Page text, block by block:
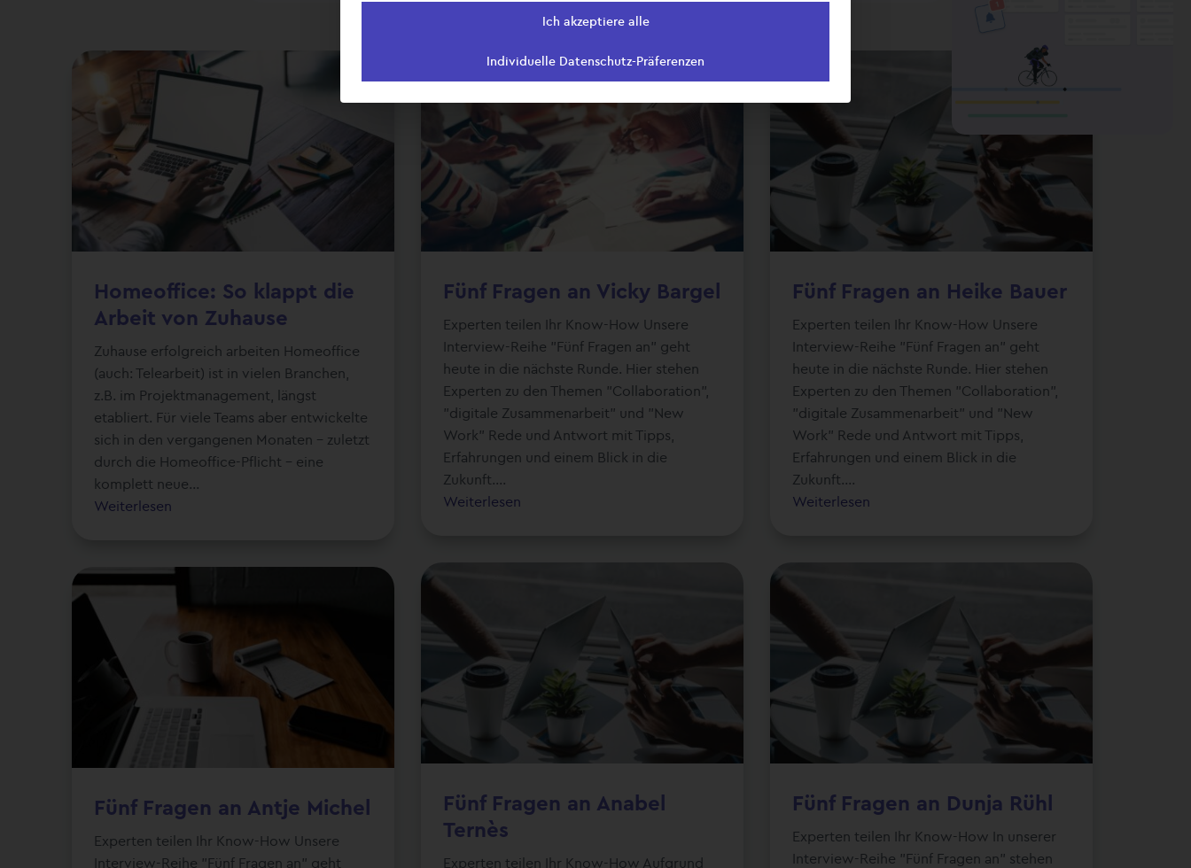
Homeoffice: So klappt die
Arbeit von Zuhause
Zuhause erfolgreich arbeiten Homeoffice
(auch: Telearbeit) ist in vielen Branchen,
z.B. im Projektmanagement, längst
etabliert. Für viele Teams aber entwickelte
sich in den vergangenen Monaten – zuletzt
durch die Homeoffice-Pflicht – eine
komplett neue...
Weiterlesen
Fünf Fragen an Antje Michel
Experten teilen Ihr Know-How Unsere
Interview-Reihe "Fünf Fragen an" geht
Fünf Fragen an Vicky Bargel
Experten teilen Ihr Know-How Unsere
Interview-Reihe "Fünf Fragen an" geht
heute in die nächste Runde. Hier stehen
Experten zu den Themen "Collaboration",
"digitale Zusammenarbeit" und "New
Work" Rede und Antwort mit Tipps,
Erfahrungen und einem Blick in die
Zukunft....
Weiterlesen
Fünf Fragen an Anabel
Ternès
Experten teilen Ihr Know-How Aufgrund
Fünf Fragen an Heike Bauer
Experten teilen Ihr Know-How Unsere
Interview-Reihe "Fünf Fragen an" geht
heute in die nächste Runde. Hier stehen
Experten zu den Themen "Collaboration",
"digitale Zusammenarbeit" und "New
Work" Rede und Antwort mit Tipps,
Erfahrungen und einem Blick in die
Zukunft....
Weiterlesen
Fünf Fragen an Dunja Rühl
Experten teilen Ihr Know-How In unserer
Interview-Reihe "Fünf Fragen an" stehen
Ich akzeptiere alle
Individuelle Datenschutz-Präferenzen